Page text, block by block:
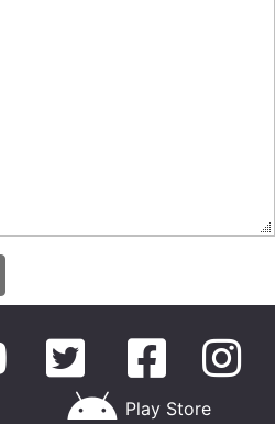
Play Store